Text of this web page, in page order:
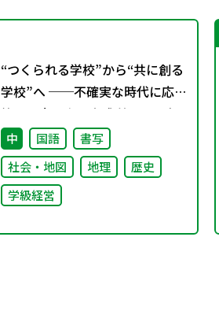
“つくられる学校”から“共に創る
学校”へ ──不確実な時代に応
答する小津中の実践 第一回 “当
たり前”を問い直すルールメイキ
ング（校則見直し）
中 国語
書写
社会・地図
地理
歴史
学級経営